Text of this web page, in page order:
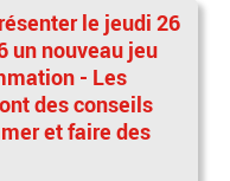
le jeudi 26
un nouveau jeu
- Les
des conseils
et faire des